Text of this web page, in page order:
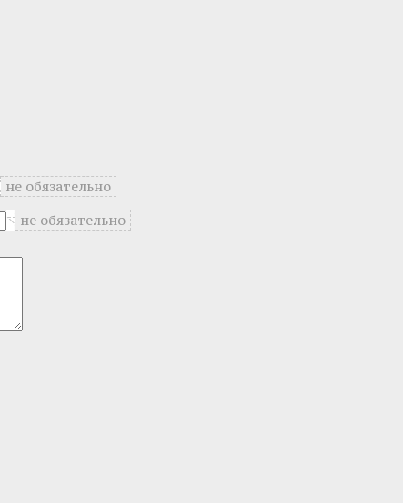
не обязательно
не обязательно